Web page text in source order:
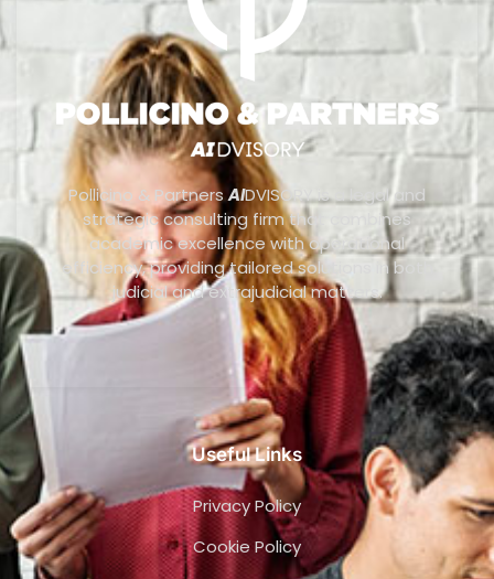
Pollicino & PartnersAIDVISORY is a legal and
strategic consulting firm that combines
academic excellence with operational
efficiency, providing tailored solutions in both
judicial and extrajudicial matters.
Useful Links
Privacy Policy
Cookie Policy